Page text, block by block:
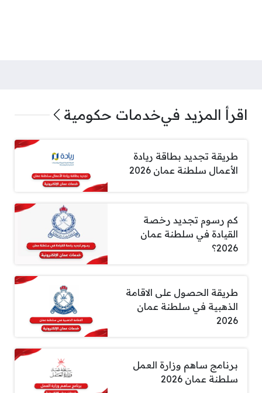
اقرأ المزيد فيخدمات حكومية
طريقة تجديد بطاقة ريادة
الأعمال سلطنة عمان 2026
كم رسوم تجديد رخصة
القيادة في سلطنة عمان
2026؟
طريقة الحصول على الاقامة
الذهبية في سلطنة عمان
2026
برنامج ساهم وزارة العمل
سلطنة عمان 2026